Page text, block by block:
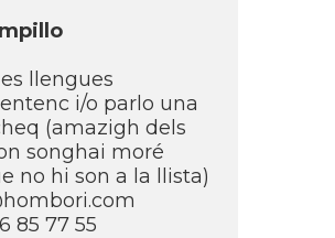
llengues
i/o parlo una
(amazigh dels
songhai moré
no hi son a la llista)
85 77 55